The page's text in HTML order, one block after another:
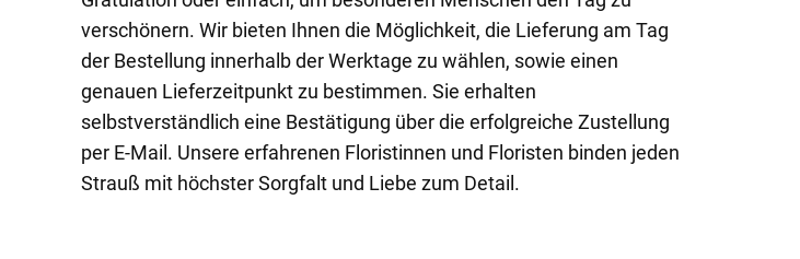
verschönern. Wir bieten Ihnen die Möglichkeit, die Lieferung am Tag
der Bestellung innerhalb der Werktage zu wählen, sowie einen
genauen Lieferzeitpunkt zu bestimmen. Sie erhalten
selbstverständlich eine Bestätigung über die erfolgreiche Zustellung
per E-Mail. Unsere erfahrenen Floristinnen und Floristen binden jeden
Strauß mit höchster Sorgfalt und Liebe zum Detail.